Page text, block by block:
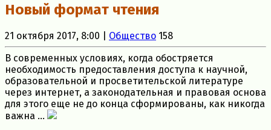
Новый формат чтения
21 октября 2017, 8:00 | Общество 158
В современных условиях, когда обостряется
необходимость предоставления доступа к научной,
образовательной и просветительской литературе
через интернет, а законодательная и правовая основа
для этого еще не до конца сформированы, как никогда
важна ...